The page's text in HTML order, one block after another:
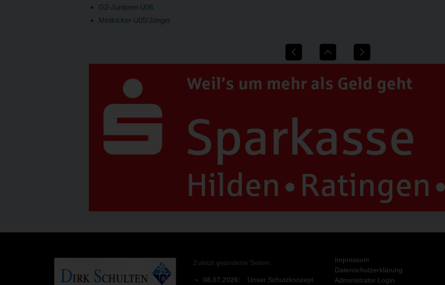
G2-Junioren U06
Minikicker U05/Jünger
Zuletzt geänderte Seiten:
08.07.2026:
Unser Schutzkonzept
Impressum
Datenschutzerklärung
Administrator Login